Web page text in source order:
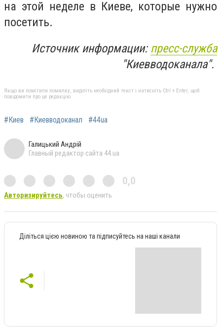
на этой неделе в Киеве, которые нужно
посетить.
Источник информации:пресс-служба
"Киевводоканала".
Якщо ви помітили помилку, виділіть необхідний текст і натисніть Ctrl + Enter, щоб
повідомити про це редакцію
#Киев #Киевводоканал #44ua
Галицький Андрій
Главный редактор сайта 44.ua
0,0
Авторизируйтесь, чтобы оценить
Діліться цією новиною та підписуйтесь на наші канали